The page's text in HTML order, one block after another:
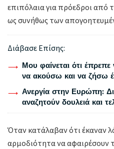
επιπόλαια για πρόεδροι από
ως συνήθως των
Διάβασε Επίσης:
Μου φαίνεται ότι
να ακούσω και να ζήσω
Ανεργία στην Ευρώπη:
αναζητούν δουλειά και
Όταν κατάλαβαν ότι έκαναν
αρμοδιότητα να αφαιρέσουν